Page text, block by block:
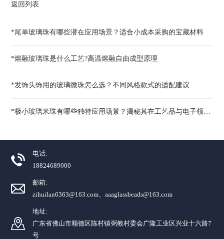
返回列表
*尾单玻璃珠有哪些潜在应用场景？适合小成本采购的宝藏材料
*熔融玻璃珠是什么工艺?高温熔融自由成型原理
*发饰头饰用的玻璃微珠怎么选？不同风格款式的适配建议
*极小玻璃米珠有哪些独特应用场景？揭秘其在工艺品与电子领域的价值
电话:
18824689000
邮箱:
zihuilan6363@163.com、aaaglassbeads@163.com
地址:
广东省佛山市顺德区陈村镇弼教村委会广隆工业区兴业十六路7
号